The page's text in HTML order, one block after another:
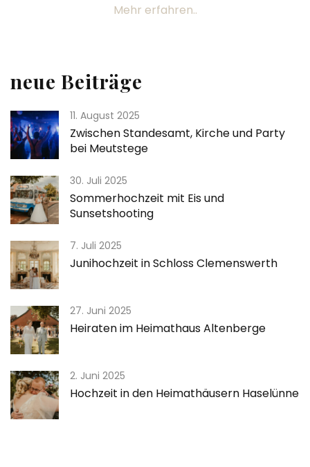
Mehr erfahren..
neue Beiträge
11. August 2025
Zwischen Standesamt, Kirche und Party
bei Meutstege
30. Juli 2025
Sommerhochzeit mit Eis und
Sunsetshooting
7. Juli 2025
Junihochzeit in Schloss Clemenswerth
27. Juni 2025
Heiraten im Heimathaus Altenberge
2. Juni 2025
Hochzeit in den Heimathäusern Haselünne